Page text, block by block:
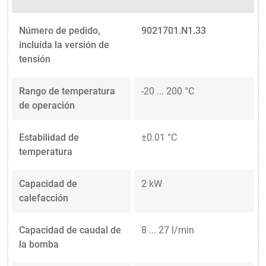
Número de pedido,
incluida la versión de
tensión
9021701.N1.33
Rango de temperatura
de operación
-20 ... 200 °C
Estabilidad de
temperatura
±0.01 °C
Capacidad de
calefacción
2 kW
Capacidad de caudal de
la bomba
8 ... 27 l/min